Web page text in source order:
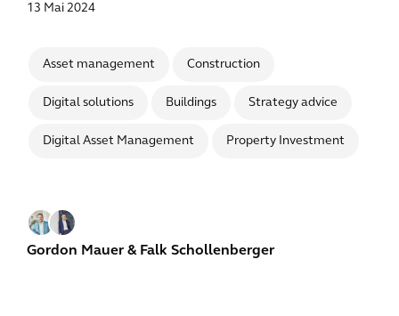
13 Mai 2024
Asset management Construction
Digital solutions Buildings Strategy advice
Digital Asset Management Property Investment
Gordon Mauer& Falk Schollenberger